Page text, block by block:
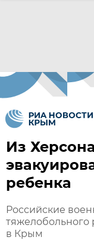
Из
ребенка
Российские
тяжелобольного
в Крым